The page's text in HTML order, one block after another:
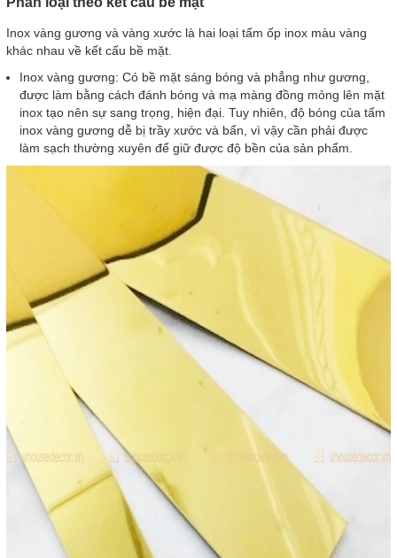
Inox vàng gương và vàng xước là hai loại tấm ốp inox màu vàng
khác nhau về kết cấu bề mặt.
Inox vàng gương: Có bề mặt sáng bóng và phẳng như gương,
được làm bằng cách đánh bóng và mạ màng đồng mỏng lên mặt
inox tạo nên sự sang trọng, hiện đại. Tuy nhiên, độ bóng của tấm
inox vàng gương dễ bị trầy xước và bẩn, vì vậy cần phải được
làm sạch thường xuyên để giữ được độ bền của sản phẩm.